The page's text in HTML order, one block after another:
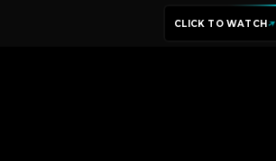
CLICK TO WATCH